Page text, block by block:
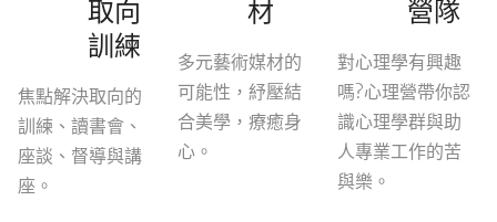
取向
訓練
焦點解決取向的
訓練、讀書會、
座談、督導與講
座。
材
多元藝術媒材的
可能性，紓壓結
合美學，療癒身
心。
營隊
對心理學有興趣
嗎?心理營帶你認
識心理學群與助
人專業工作的苦
與樂。